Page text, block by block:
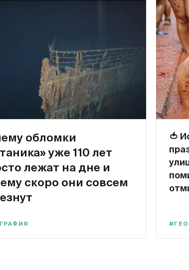
обломки
уже 110 лет
лежат на дне и
скоро они совсем
🍅